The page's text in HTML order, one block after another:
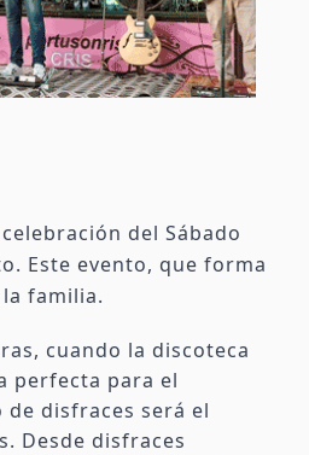
del Sábado
Este evento, que forma
familia.
cuando la discoteca
perfecta para el
disfraces será el
Desde disfraces